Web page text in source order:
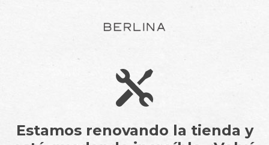
Estamos renovando la tienda y